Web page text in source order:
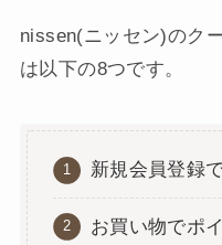
nissen(ニッセン)のク
は以下の8つです。
新規会員登録
お買い物でポ